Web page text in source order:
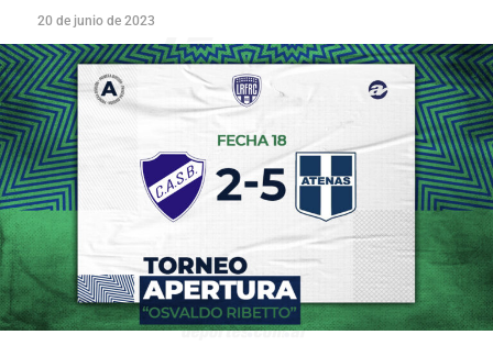
20 de junio de 2023